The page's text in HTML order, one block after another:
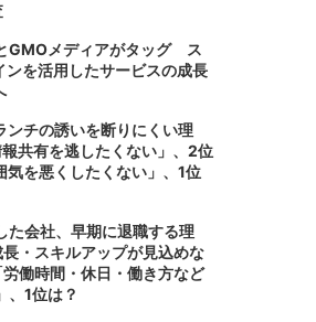
GMOメディアがタッグ ス
ンを活用したサービスの成長
ンチの誘いを断りにくい理
共有を逃したくない」、2位
気を悪くしたくない」、1位
た会社、早期に退職する理
・スキルアップが見込めな
働時間・休日・働き方など
、1位は？